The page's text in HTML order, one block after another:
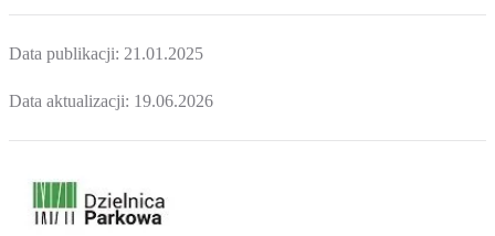
Data publikacji: 21.01.2025
Data aktualizacji: 19.06.2026